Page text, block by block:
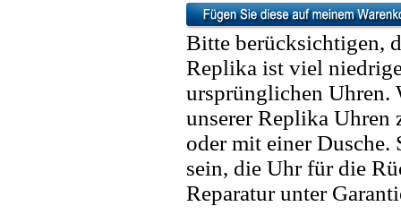
Bitte berücksichtigen,
Replika ist viel
ursprünglichen Uhren.
unserer Replika Uhren
oder mit einer
sein, die Uhr für die
Reparatur unter